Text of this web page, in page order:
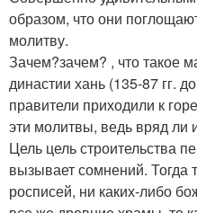
образом, что они
молитву.
Зачем?зачем? , что такое
династии хань (135-87 гг.
правители приходили к
эти молитвы, ведь вряд
Цель цель строительства
вызывает сомнений. Тогда
росписей, ни каких-либо